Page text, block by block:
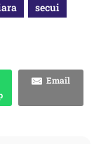
secui
Email